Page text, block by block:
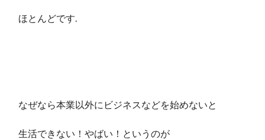
ほとんどです.
なぜなら本業以外にビジネスなどを始めないと
生活できない！やばい！というのが